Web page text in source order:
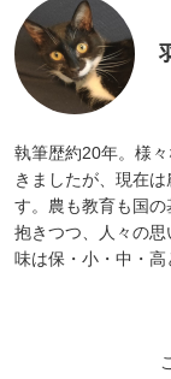
執筆歴約20年。様
きましたが、現在
す。農も教育も国
抱きつつ、人々の
味は保・小・中・高